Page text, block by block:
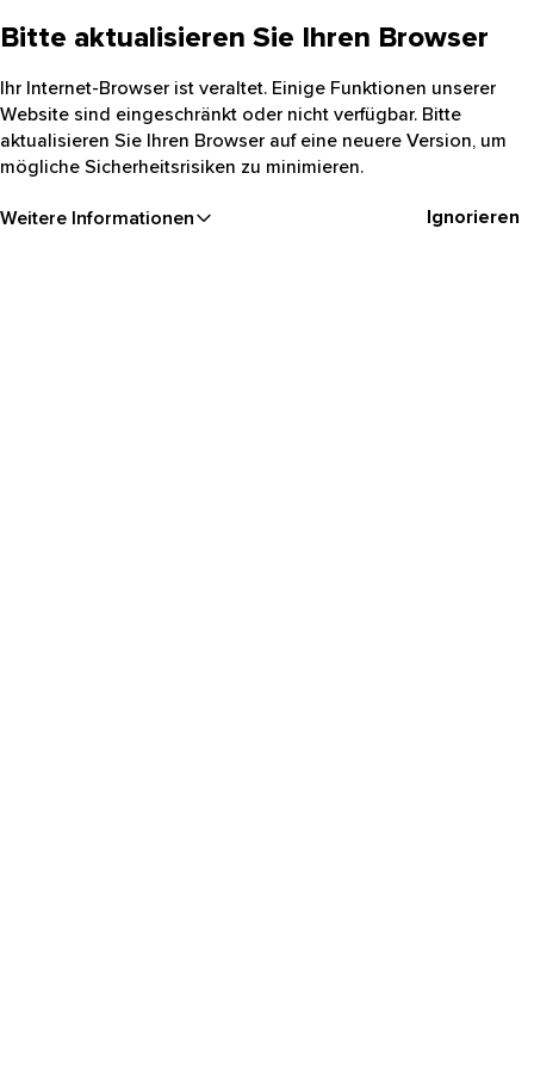
Bitte aktualisieren Sie Ihren Browser
Ihr Internet-Browser ist veraltet. Einige Funktionen unserer
Website sind eingeschränkt oder nicht verfügbar. Bitte
aktualisieren Sie Ihren Browser auf eine neuere Version, um
mögliche Sicherheitsrisiken zu minimieren.
Weitere Informationen Ignorieren